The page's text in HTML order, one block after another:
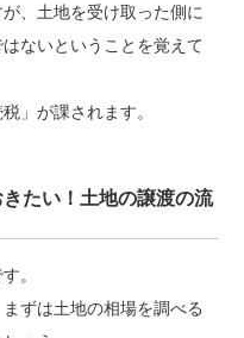
、土地を受け取った側に
ないということを覚えて
」が課されます。
たい！土地の譲渡の流
。
ずは土地の相場を調べる